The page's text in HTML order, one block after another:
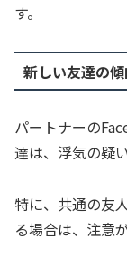
す。
新しい友達の
パートナーの
達は、浮気の疑
特に、共通の友
る場合は、注意